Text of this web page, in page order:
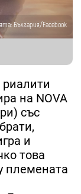
България/Facebook
на NOVA
със
и
това
племената